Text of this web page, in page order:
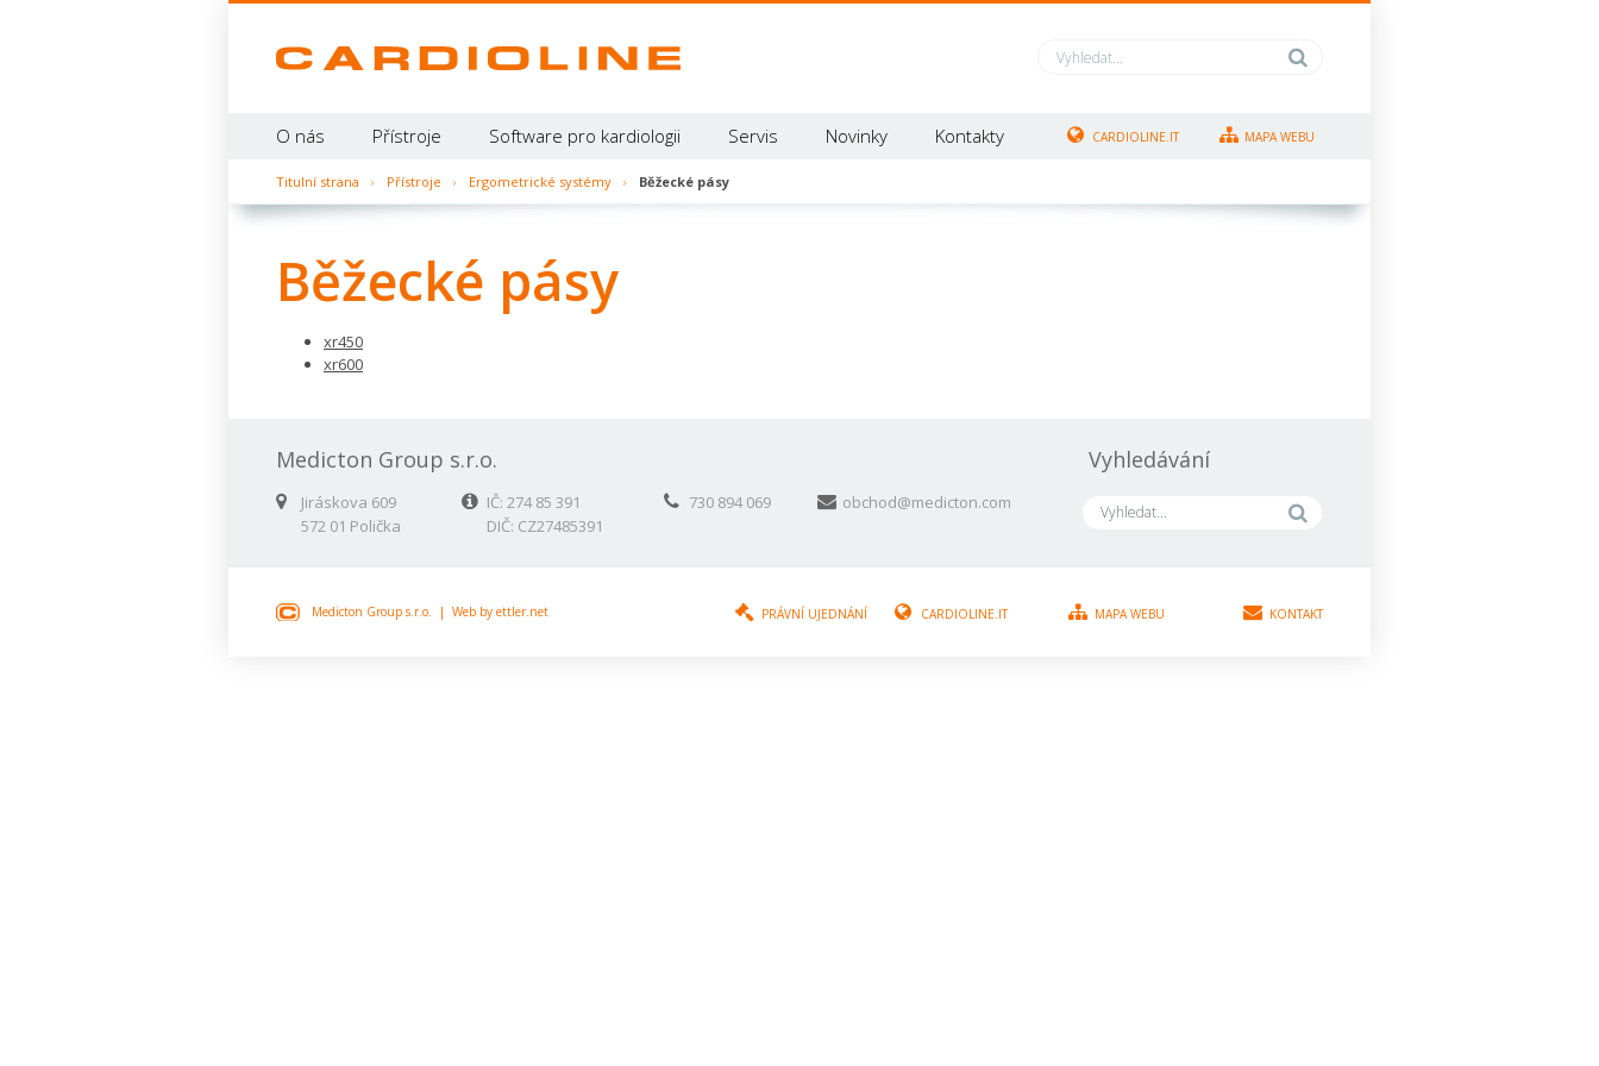
O nás Přístroje Software pro kardiologii Servis Novinky Kontakty CARDIOLINE.IT MAPA WEBU
Titulní strana › Přístroje › Ergometrické systémy › Běžecké pásy
Běžecké pásy
xr450
xr600
Medicton Group s.r.o.
Jiráskova 609
572 01 Polička
IČ: 274 85 391
DIČ: CZ27485391
730 894 069 obchod@medicton.com
Vyhledávání
Medicton Group s.r.o. | Web by ettler.net PRÁVNÍ UJEDNÁNÍ CARDIOLINE.IT MAPA WEBU KONTAKT